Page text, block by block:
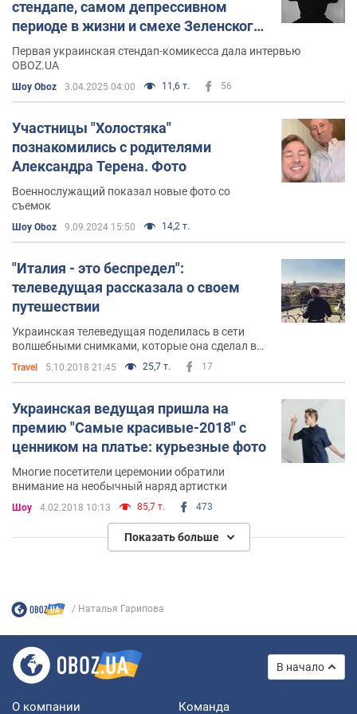
стендап-клубов Украины.
комика".
На фоне популярности начала давать сольные
С 2018 года была сценаристкой и ведущей
юмористического шоу на телеканале СТБ "Вечер с
Натальей Гариповой".
вторжения Гарипова выступает как в Украине, так и в
благотворительность и помощь ВСУ.
Личная жизнь
Наталья Гарипова замужем за музыкальным
продюсером Антоном Азизбекяном. Пара воспитывает
дочь Полину.
стендапе, самом депрессивном
периоде в жизни и смехе Зеленского,
который принес ей 50 000 грн
Первая украинская стендап-комикесса дала интервью
OBOZ.UA
Шоу Oboz 3.04.2025 04:00 11,6 т. 56
Участницы "Холостяка"
познакомились с родителями
Александра Терена. Фото
Военнослужащий показал новые фото со
съемок
Шоу Oboz 9.09.2024 15:50 14,2 т.
"Италия - это беспредел":
телеведущая рассказала о своем
путешествии
Украинская телеведущая поделилась в сети
волшебными снимками, которые она сделал во
время путешествия по Италии
Travel 5.10.2018 21:45 25,7 т. 17
Украинская ведущая пришла на
премию "Самые красивые-2018" с
ценником на платье: курьезные фото
Многие посетители церемонии обратили
внимание на необычный наряд артистки
Шоу 4.02.2018 10:13 85,7 т. 473
Показать больше
Наталья Гарипова
В начало
О компании Команда